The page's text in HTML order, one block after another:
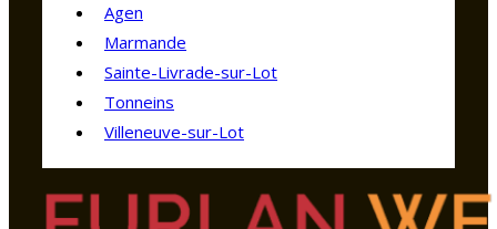
Agen
Marmande
Sainte-Livrade-sur-Lot
Tonneins
Villeneuve-sur-Lot